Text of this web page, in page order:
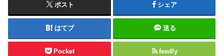
ポスト シェア
はてブ 送る
Pocket feedly